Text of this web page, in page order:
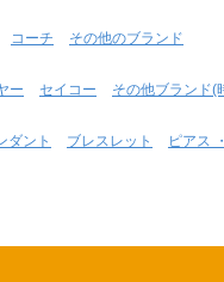
コーチ その他のブランド
ー セイコー その他ブランド(
ダント ブレスレット ピアス